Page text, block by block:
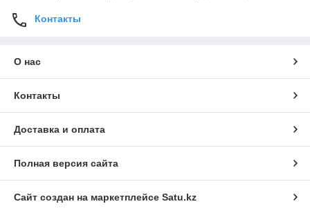
Контакты
О нас
Контакты
Доставка и оплата
Полная версия сайта
Сайт создан на маркетплейсе Satu.kz